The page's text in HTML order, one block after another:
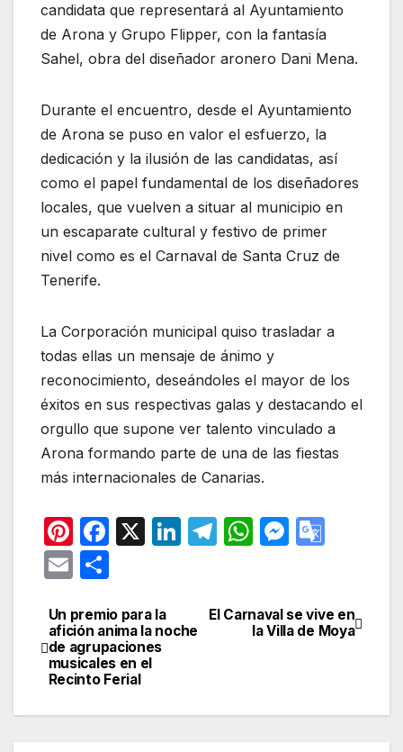
candidata que representará al Ayuntamiento
de Arona y Grupo Flipper, con la fantasía
Sahel, obra del diseñador aronero Dani Mena.
Durante el encuentro, desde el Ayuntamiento
de Arona se puso en valor el esfuerzo, la
dedicación y la ilusión de las candidatas, así
como el papel fundamental de los diseñadores
locales, que vuelven a situar al municipio en
un escaparate cultural y festivo de primer
nivel como es el Carnaval de Santa Cruz de
Tenerife.
La Corporación municipal quiso trasladar a
todas ellas un mensaje de ánimo y
reconocimiento, deseándoles el mayor de los
éxitos en sus respectivas galas y destacando el
orgullo que supone ver talento vinculado a
Arona formando parte de una de las fiestas
más internacionales de Canarias.
Pi
nt
er
e
st
F
e
b
o
X
Li
e
dI
T
gr
W
s
A
M
s
e
gl
e
E
ail m
p
ar
tir
Navegación
de
El Carnaval se vive en
la Villa de Moya
Un premio para la
afición anima la noche
de agrupaciones
musicales en el
Recinto Ferial